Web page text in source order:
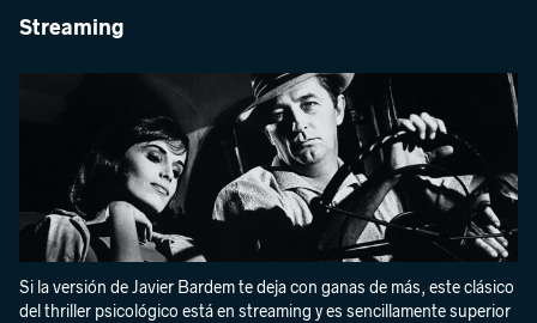
Streaming
Si la versión de Javier Bardem te deja con ganas de más, este clásico
del thriller psicológico está en streaming y es sencillamente superior